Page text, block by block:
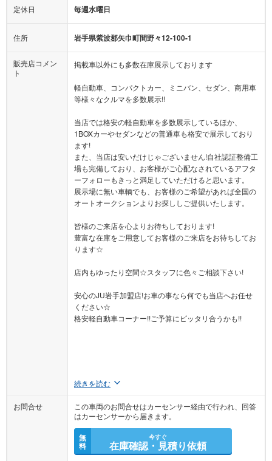
定休日 毎週水曜日
住所 岩手県紫波郡矢巾町間野々12-100-1
販売店コメン
ト
掲載車以外にも多数在庫展示しております
軽自動車、コンパクトカー、ミニバン、セダン、商用車
等様々なクルマを多数展示!!
当店では格安の軽自動車を多数展示しているほか、
1BOXカーやセダンなどの普通車も格安で展示しており
ます!
また、当店は安いだけじゃございません!自社認証整備工
場も完備しており、お客様がご心配なされているアフタ
ーフォローもきっと満足していただけると思います。
展示場に無い車輌でも、お客様のご希望があれば全国の
オートオークションよりお探ししご提供いたします。
皆様のご来店を心よりお待ちしております!
豊富な在庫をご用意してお客様のご来店をお待ちしてお
ります☆
店内もゆったり空間☆スタッフに色々ご相談下さい!
安心のJU岩手加盟店!お車の事なら何でも当店へお任せ
ください☆
格安軽自動車コーナー!!ご予算にピッタリ合うかも!!
続きを読む
お問合せ
この車両のお問合せはカーセンサー経由で行われ、回答
はカーセンサーから届きます。
無
料
今すぐ
在庫確認・見積り依頼